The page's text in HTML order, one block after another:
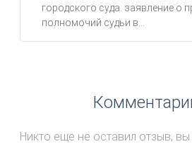
городского суда. заявление о
полномочий судьи в...
Никто еще не оставил отзыв,